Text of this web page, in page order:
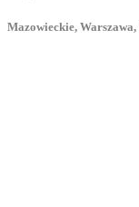
Mazowieckie,